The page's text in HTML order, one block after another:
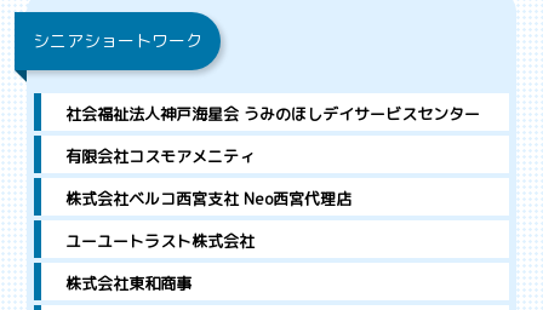
シニアショートワーク
社会福祉法人神戸海星会 うみのほしデイサービスセンター
有限会社コスモアメニティ
株式会社ベルコ西宮支社 Neo西宮代理店
ユーユートラスト株式会社
株式会社東和商事